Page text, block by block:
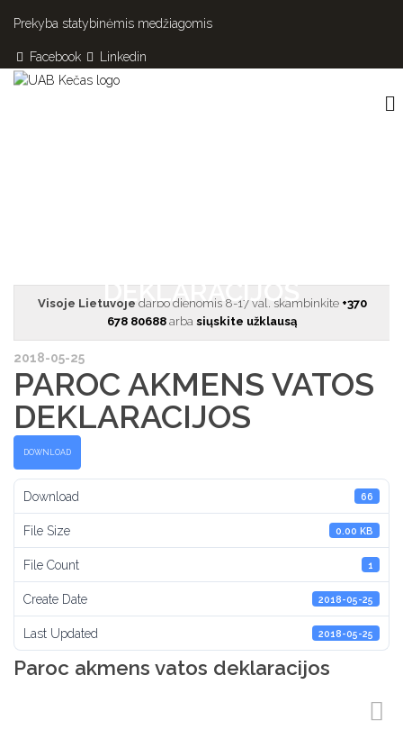
Prekyba statybinėmis medžiagomis
Facebook Linkedin
DEKLARACIJOS
Visoje Lietuvoje darbo dienomis 8-17 val. skambinkite +370
678 80688 arba siųskite užklausą
2018-05-25
PAROC AKMENS VATOS
DEKLARACIJOS
DOWNLOAD
Download 66
File Size 0.00 KB
File Count 1
Create Date 2018-05-25
Last Updated 2018-05-25
Paroc akmens vatos deklaracijos